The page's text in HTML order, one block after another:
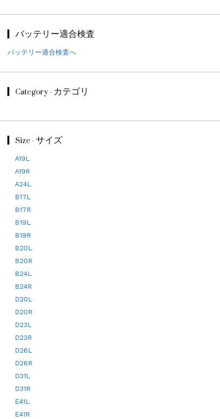
バッテリー適合検査
バッテリー適合検査へ
Category - カテゴリ
Size - サイズ
A19L
A19R
A24L
B17L
B17R
B19L
B19R
B20L
B20R
B24L
B24R
D20L
D20R
D23L
D23R
D26L
D26R
D31L
D31R
E41L
E41R